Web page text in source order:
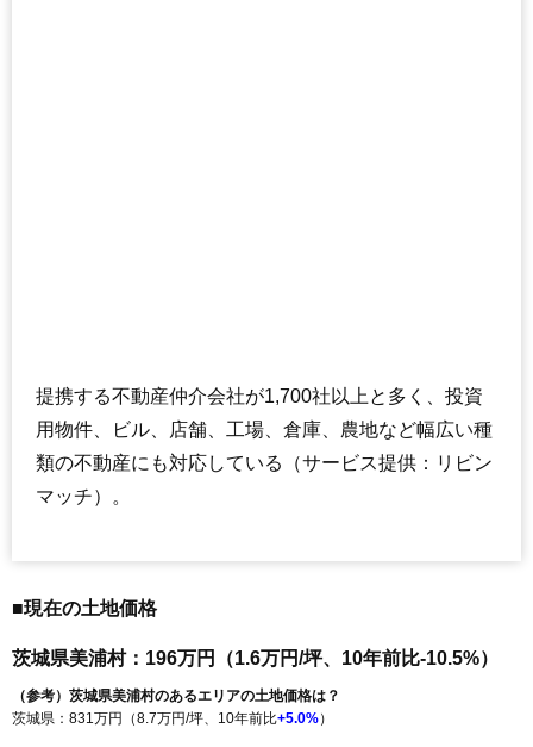
提携する不動産仲介会社が1,700社以上と多く、投資
用物件、ビル、店舗、工場、倉庫、農地など幅広い種
類の不動産にも対応している（サービス提供：リビン
マッチ）。
■現在の土地価格
茨城県美浦村：196万円（1.6万円/坪、10年前比-10.5%）
（参考）茨城県美浦村のあるエリアの土地価格は？
茨城県：831万円（8.7万円/坪、10年前比+5.0%）